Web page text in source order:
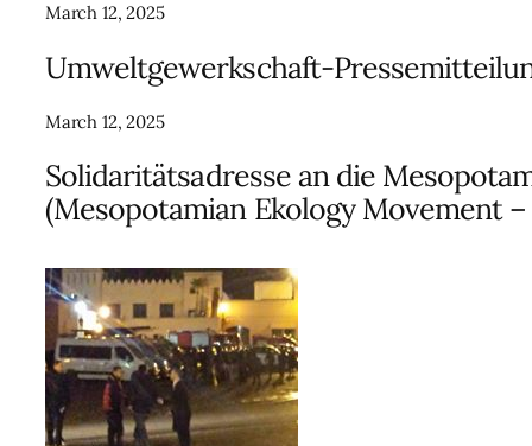
March 12, 2025
Umweltgewerkschaft-
March 12, 2025
Solidaritätsadresse an die
(Mesopotamian Ekology Movement